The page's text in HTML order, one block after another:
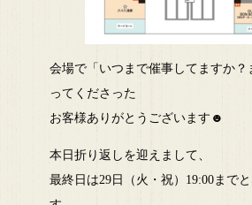
会場で「いつまで催事してますか？
ってくださった
お客様ありがとうございます☻
本日折り返しを迎えまして、
最終日は29日（火・祝）19:00まで